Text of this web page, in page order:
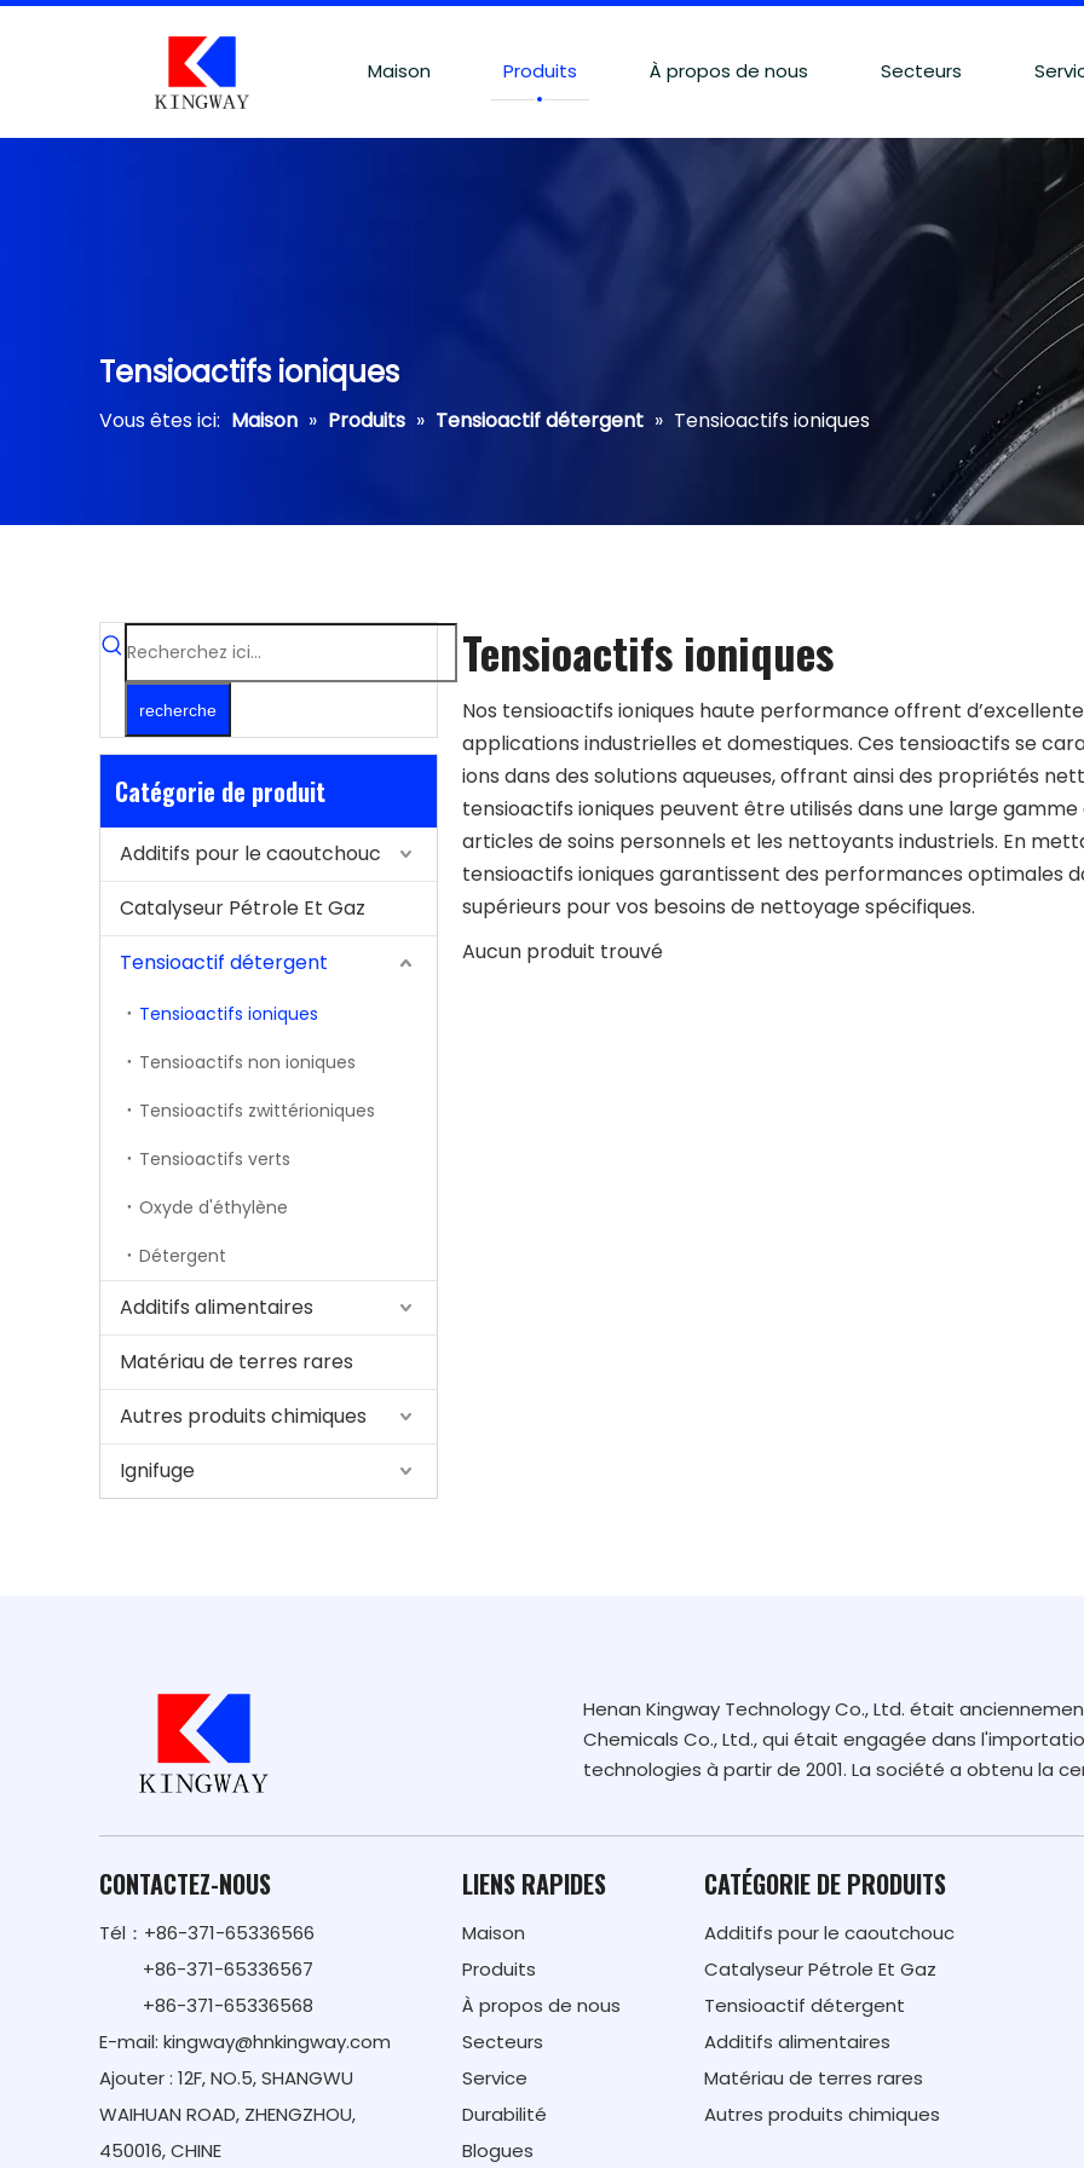
Maison Produits À propos de nous Secteurs
Tensioactifs ioniques
Vous êtes ici: Maison » Produits » Tensioactif détergent » Tensioactifs ioniques
recherche
Catégorie de produit
Additifs pour le caoutchouc
Catalyseur Pétrole Et Gaz
Tensioactif détergent
Tensioactifs ioniques
Tensioactifs non ioniques
Tensioactifs zwittérioniques
Tensioactifs verts
Oxyde d'éthylène
Détergent
Additifs alimentaires
Matériau de terres rares
Autres produits chimiques
Ignifuge
Tensioactifs ioniques
Nos tensioactifs ioniques haute performance offrent
applications industrielles et domestiques. Ces tensioactifs se
ions dans des solutions aqueuses, offrant ainsi des propriétés
tensioactifs ioniques peuvent être utilisés dans une large
articles de soins personnels et les nettoyants industriels. En
tensioactifs ioniques garantissent des performances optimales
supérieurs pour vos besoins de nettoyage spécifiques.
Aucun produit trouvé
Henan Kingway Technology Co., Ltd. était
Chemicals Co., Ltd., qui était engagée dans
technologies à partir de 2001. La société a obtenu la
CONTACTEZ-NOUS
Tél：+86-371-65336566
+86-371-65336567
+86-371-65336568
E-mail: kingway@hnkingway.com
Ajouter : 12F, NO.5, SHANGWU
WAIHUAN ROAD, ZHENGZHOU,
450016, CHINE
LIENS RAPIDES
Maison
Produits
À propos de nous
Secteurs
Service
Durabilité
Blogues
CATÉGORIE DE PRODUITS
Additifs pour le caoutchouc
Catalyseur Pétrole Et Gaz
Tensioactif détergent
Additifs alimentaires
Matériau de terres rares
Autres produits chimiques